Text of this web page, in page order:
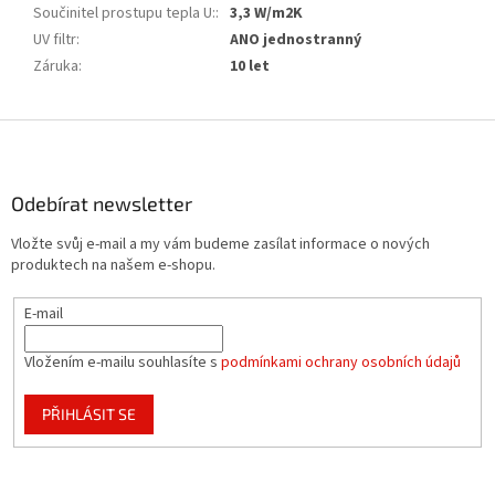
Součinitel prostupu tepla U:: 3,3 W/m2K
UV filtr:
ANO jednostranný
Záruka: 10 let
Odebírat newsletter
Vložte svůj e-mail a my vám budeme zasílat informace o nových
produktech na našem e-shopu.
E-mail
Vložením e-mailu souhlasíte s podmínkami ochrany osobních údajů
PŘIHLÁSIT SE